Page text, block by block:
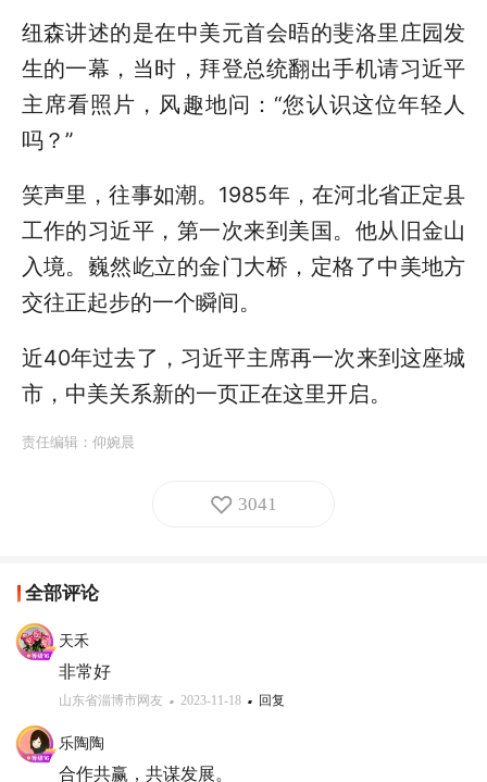
纽森讲述的是在中美元首会晤的斐洛里庄园发
生的一幕，当时，拜登总统翻出手机请习近平
主席看照片，风趣地问：“您认识这位年轻人
吗？”
笑声里，往事如潮。1985年，在河北省正定县
工作的习近平，第一次来到美国。他从旧金山
入境。巍然屹立的金门大桥，定格了中美地方
交往正起步的一个瞬间。
近40年过去了，习近平主席再一次来到这座城
市，中美关系新的一页正在这里开启。
责任编辑： 仰婉晨
3041
全部评论
天禾
非常好
山东省淄博市网友 2023-11-18 回复
乐陶陶
合作共赢，共谋发展。